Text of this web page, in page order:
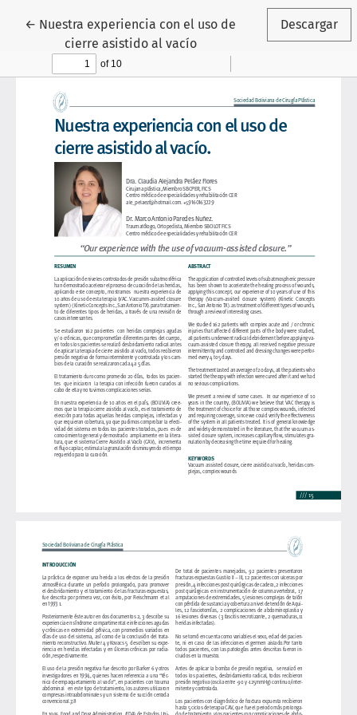
← Volver a los detalles del artículo
Nuestra experiencia con el uso de
cierre asistido al vacío
Descargar